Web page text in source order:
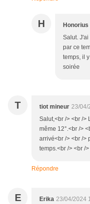
H Honorius
Salut.
par ce
temps, il
soirée
T tiot mineur 23/04/
Salut,<br /> <br />
même 12°.<br />
arrivé<br /> <br />
temps.<br /> <br /
Répondre
E Erika 23/04/2024